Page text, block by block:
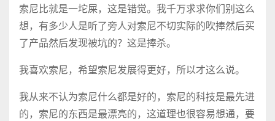
索尼比就是一坨屎，这是错觉。我千万求求你们别这么
想，有多少人是听了旁人对索尼不切实际的吹捧然后买
了产品然后发现被坑的？这是捧杀。
我喜欢索尼，希望索尼发展得更好，所以才这么说。
我从来不认为索尼什么都是好的，索尼的科技是最先进
的，索尼的东西是最漂亮的，这道理也很容易想通，要